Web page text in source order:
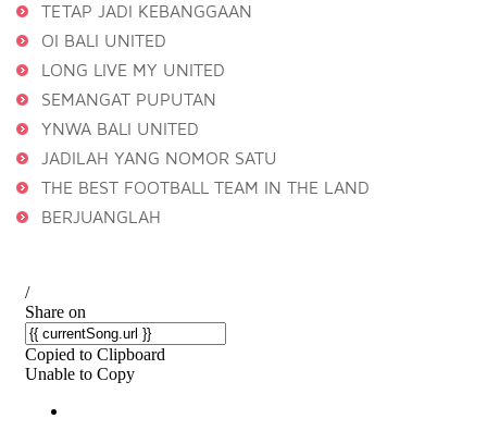
TETAP JADI KEBANGGAAN
OI BALI UNITED
LONG LIVE MY UNITED
SEMANGAT PUPUTAN
YNWA BALI UNITED
JADILAH YANG NOMOR SATU
THE BEST FOOTBALL TEAM IN THE LAND
BERJUANGLAH